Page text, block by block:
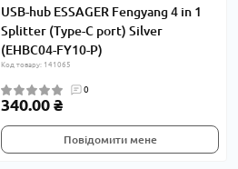
USB-hub ESSAGER Fengyang 4 in 1
Splitter (Type-C port) Silver
(EHBC04-FY10-P)
Код товару: 141065
0
340.00 ₴
Повідомити мене